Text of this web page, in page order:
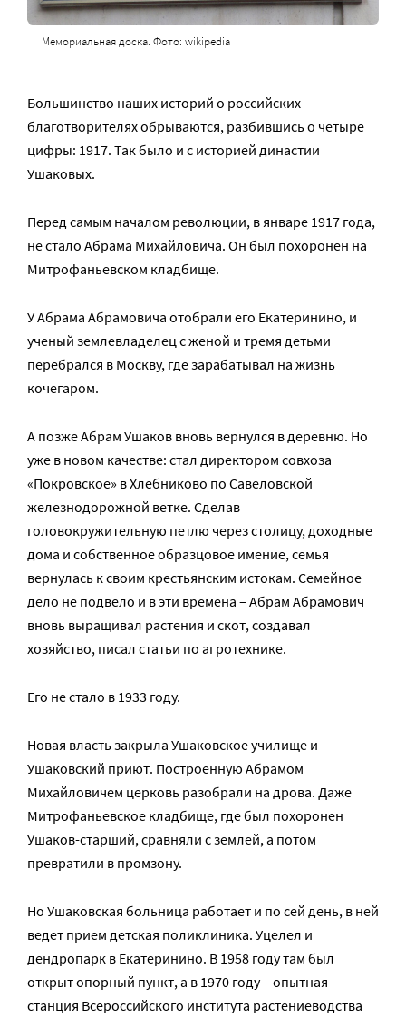
Мемориальная доска. Фото: wikipedia
Большинство наших историй о российских
благотворителях обрываются, разбившись о четыре
цифры: 1917. Так было и с историей династии
Ушаковых.
Перед самым началом революции, в январе 1917 года,
не стало Абрама Михайловича. Он был похоронен на
Митрофаньевском кладбище.
У Абрама Абрамовича отобрали его Екатеринино, и
ученый землевладелец с женой и тремя детьми
перебрался в Москву, где зарабатывал на жизнь
кочегаром.
А позже Абрам Ушаков вновь вернулся в деревню. Но
уже в новом качестве: стал директором совхоза
«Покровское» в Хлебниково по Савеловской
железнодорожной ветке. Сделав
головокружительную петлю через столицу, доходные
дома и собственное образцовое имение, семья
вернулась к своим крестьянским истокам. Семейное
дело не подвело и в эти времена – Абрам Абрамович
вновь выращивал растения и скот, создавал
хозяйство, писал статьи по агротехнике.
Его не стало в 1933 году.
Новая власть закрыла Ушаковское училище и
Ушаковский приют. Построенную Абрамом
Михайловичем церковь разобрали на дрова. Даже
Митрофаньевское кладбище, где был похоронен
Ушаков-старший, сравняли с землей, а потом
превратили в промзону.
Но Ушаковская больница работает и по сей день, в ней
ведет прием детская поликлиника. Уцелел и
дендропарк в Екатеринино. В 1958 году там был
открыт опорный пункт, а в 1970 году – опытная
станция Всероссийского института растениеводства